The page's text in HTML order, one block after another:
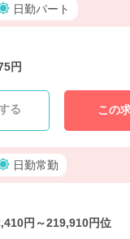
日勤パート
円
る この
日勤常勤
円～219,910円位